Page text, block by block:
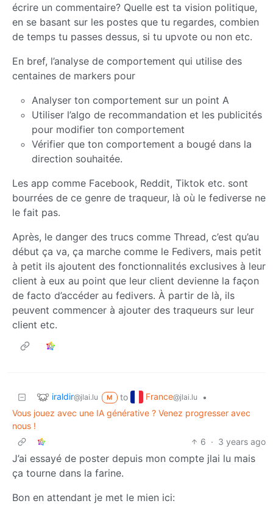
écrire un commentaire? Quelle est ta vision politique,
en se basant sur les postes que tu regardes, combien
de temps tu passes dessus, si tu upvote ou non etc.
En bref, l’analyse de comportement qui utilise des
centaines de markers pour
Analyser ton comportement sur un point A
Utiliser l’algo de recommandation et les publicités
pour modifier ton comportement
Vérifier que ton comportement a bougé dans la
direction souhaitée.
Les app comme Facebook, Reddit, Tiktok etc. sont
bourrées de ce genre de traqueur, là où le fediverse ne
le fait pas.
Après, le danger des trucs comme Thread, c’est qu’au
début ça va, ça marche comme le Fedivers, mais petit
à petit ils ajoutent des fonctionnalités exclusives à leur
client à eux au point que leur client devienne la façon
de facto d’accéder au fedivers. À partir de là, ils
peuvent commencer à ajouter des traqueurs sur leur
client etc.
iraldir@jlai.lu M to France@jlai.lu
•
Vous jouez avec une IA générative ? Venez progresser avec
nous !
6 · 3 years ago
J’ai essayé de poster depuis mon compte jlai lu mais
ça tourne dans la farine.
Bon en attendant je met le mien ici: